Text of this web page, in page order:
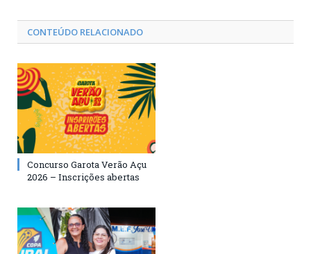
CONTEÚDO RELACIONADO
Concurso Garota Verão Açu
2026 – Inscrições abertas